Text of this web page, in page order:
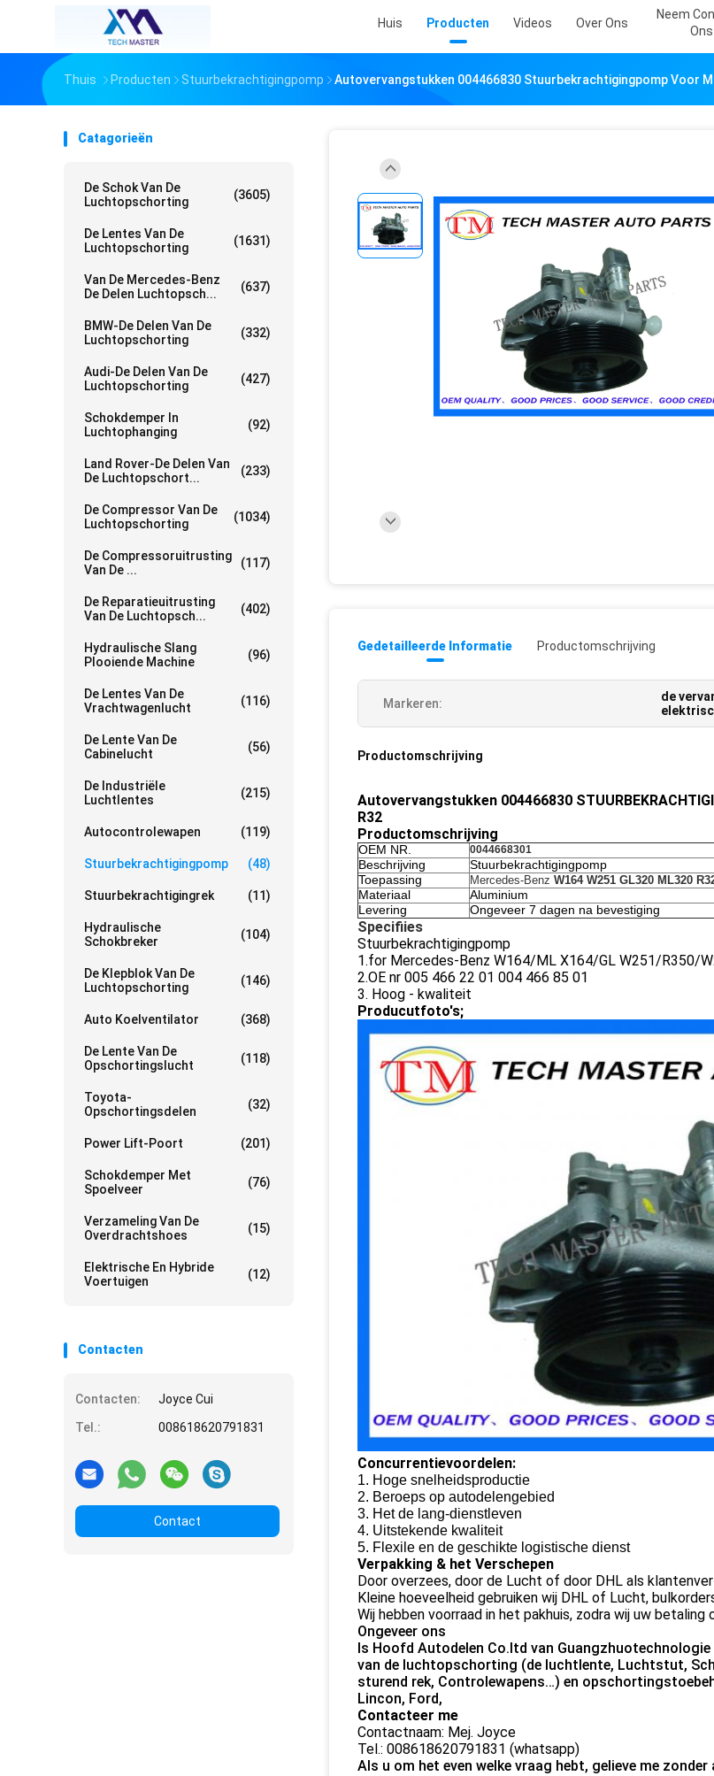
Huis Producten Videos Over Ons
Neem
Thuis Producten Stuurbekrachtigingpomp Autovervangstukken 004466830 Stuurbekrachtigingpomp Voor
Catagorieën
De Schok Van De
Luchtopschorting
(3605)
De Lentes Van De
Luchtopschorting
(1631)
Van De Mercedes-Benz
De Delen Luchtopsch...
(637)
BMW-De Delen Van De
Luchtopschorting
(332)
Audi-De Delen Van De
Luchtopschorting
(427)
Schokdemper In
Luchtophanging
(92)
Land Rover-De Delen Van
De Luchtopschort...
(233)
De Compressor Van De
Luchtopschorting
(1034)
De Compressoruitrusting
Van De ...
(117)
De Reparatieuitrusting
Van De Luchtopsch...
(402)
Hydraulische Slang
Plooiende Machine
(96)
De Lentes Van De
Vrachtwagenlucht
(116)
De Lente Van De
Cabinelucht
(56)
De Industriële
Luchtlentes
(215)
Autocontrolewapen (119)
Stuurbekrachtigingpomp (48)
Stuurbekrachtigingrek (11)
Hydraulische
Schokbreker
(104)
De Klepblok Van De
Luchtopschorting
(146)
Auto Koelventilator (368)
De Lente Van De
Opschortingslucht
(118)
Toyota-
Opschortingsdelen
(32)
Power Lift-Poort (201)
Schokdemper Met
Spoelveer
(76)
Verzameling Van De
Overdrachtshoes
(15)
Elektrische En Hybride
Voertuigen
(12)
Contacten
Contacten:
Joyce Cui
Tel.:
008618620791831
Contact
Gedetailleerde Informatie Productomschrijving
Markeren: de
Productomschrijving
Autovervangstukken 004466830
R32
Productomschrijving
OEM NR. 0044668301
Beschrijving
Stuurbekrachtigingpomp
Toepassing
Mercedes-Benz W164 W251 GL320 ML320
Materiaal
Aluminium
Levering
Ongeveer 7 dagen na bevestiging
Specifiies
Stuurbekrachtigingpomp
1.for Mercedes-Benz W164/ML X164/GL W251/R350/
2.OE nr 005 466 22 01 004 466 85 01
3. Hoog - kwaliteit
Producutfoto's;
Concurrentievoordelen:
1. Hoge snelheidsproductie
2. Beroeps op autodelengebied
3. Het de lang-dienstleven
4. Uitstekende kwaliteit
5. Flexile en de geschikte logistische dienst
Verpakking & het Verschepen
Door overzees, door de Lucht of door DHL als
Kleine hoeveelheid gebruiken wij DHL of Lucht,
Wij hebben voorraad in het pakhuis, zodra wij uw
Ongeveer ons
Is Hoofd Autodelen Co.ltd van
van de luchtopschorting (de luchtlente, Luchtstut,
sturend rek, Controlewapens…) en
Lincon, Ford,
Contacteer me
Contactnaam: Mej. Joyce
Tel.: 008618620791831 (whatsapp)
Als u om het even welke vraag hebt, gelieve me